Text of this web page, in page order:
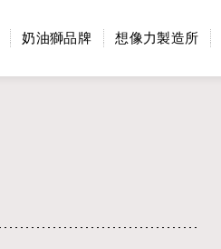
奶油獅品牌 想像力製造所